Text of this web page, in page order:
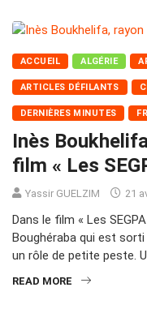
ACCUEIL ALGÉRIE
ARTICLES DÉFILANTS
DERNIÈRES MINUTES
Inès
film « Les
Yassir GUELZIM 21
Dans le film « Les
Boughéraba qui est
un rôle de petite peste.
READ MORE